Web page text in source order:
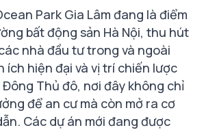
Park Gia Lâm đang là điểm
bất động sản Hà Nội, thu hút
nhà đầu tư trong và ngoài
ích hiện đại và vị trí chiến lược
Thủ đô, nơi đây không chỉ
để an cư mà còn mở ra cơ
Các dự án mới đang được